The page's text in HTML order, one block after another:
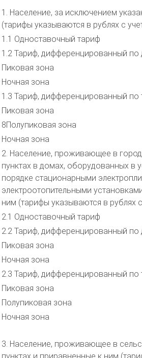
1. Население, за исключением
(тарифы указываются в рублях с
1.1 Одноставочный тариф
1.2 Тариф, дифференцированный по
Пиковая зона
Ночная зона
1.3 Тариф, дифференцированный по
Пиковая зона
8Полупиковая зона
Ночная зона
2. Население, проживающее в
пунктах в домах, оборудованных в
порядке стационарными
электроотопительными
ним (тарифы указываются в рублях
2.1 Одноставочный тариф
2.2 Тариф, дифференцированный по
Пиковая зона
Ночная зона
2.3 Тариф, дифференцированный по
Пиковая зона
Полупиковая зона
Ночная зона
3. Население, проживающее в